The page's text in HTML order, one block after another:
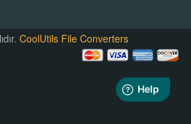
CoolUtils File Converters